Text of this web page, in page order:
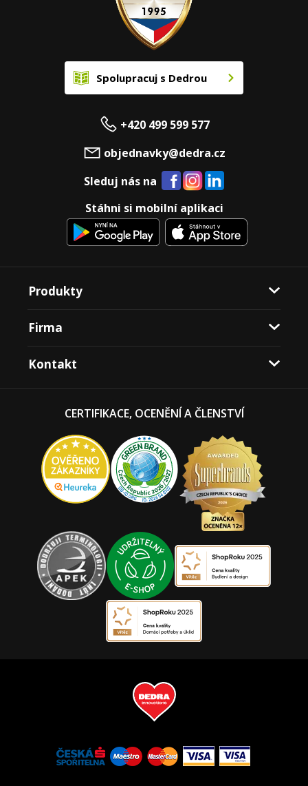
Spolupracuj s Dedrou
+420 499 599 577
objednavky@dedra.cz
Sleduj nás na
Stáhni si mobilní aplikaci
Produkty
Firma
Kontakt
CERTIFIKACE, OCENĚNÍ A ČLENSTVÍ